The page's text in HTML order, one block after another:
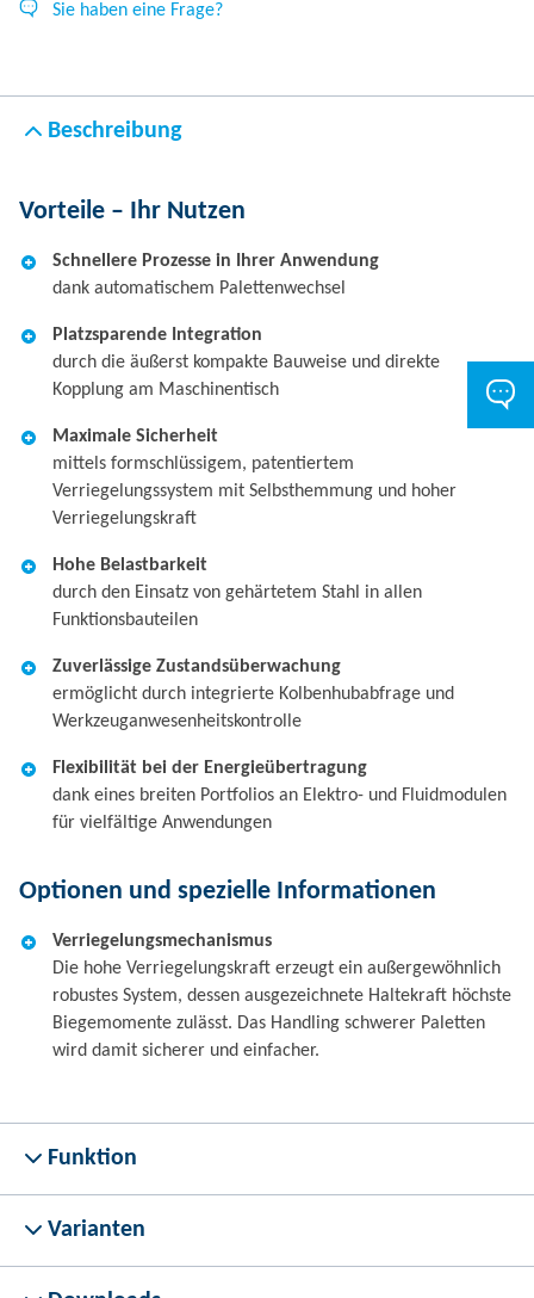
Sie haben eine Frage?
Beschreibung
Vorteile – Ihr Nutzen
Schnellere Prozesse in Ihrer Anwendung
dank automatischem Palettenwechsel
Platzsparende Integration
durch die äußerst kompakte Bauweise und direkte
Kopplung am Maschinentisch
Maximale Sicherheit
mittels formschlüssigem, patentiertem
Verriegelungssystem mit Selbsthemmung und hoher
Verriegelungskraft
Hohe Belastbarkeit
durch den Einsatz von gehärtetem Stahl in allen
Funktionsbauteilen
Zuverlässige Zustandsüberwachung
ermöglicht durch integrierte Kolbenhubabfrage und
Werkzeuganwesenheitskontrolle
Flexibilität bei der Energieübertragung
dank eines breiten Portfolios an Elektro- und Fluidmodulen
für vielfältige Anwendungen
Optionen und spezielle Informationen
Verriegelungsmechanismus
Die hohe Verriegelungskraft erzeugt ein außergewöhnlich
robustes System, dessen ausgezeichnete Haltekraft höchste
Biegemomente zulässt. Das Handling schwerer Paletten
wird damit sicherer und einfacher.
Funktion
Varianten